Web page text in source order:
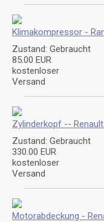
Klimakompressor -
Zustand: Gebraucht
85.00 EUR
kostenloser
Versand
Zylinderkopf --
Zustand: Gebraucht
330.00 EUR
kostenloser
Versand
Motorabdeckung -